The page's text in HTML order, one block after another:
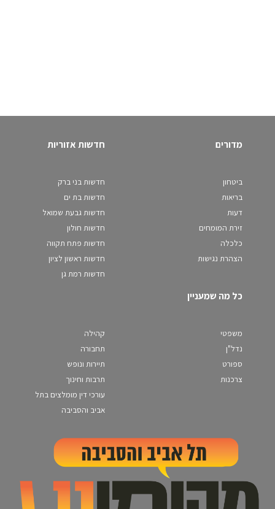
מדורים
ביטחון
בריאות
דעות
זירת המומחים
כלכלה
הצהרת נגישות
חדשות אזוריות
חדשות בני ברק
חדשות בת ים
חדשות גבעת שמואל
חדשות חולון
חדשות פתח תקווה
חדשות ראשון לציון
חדשות רמת גן
כל מה שמעניין
משפטי
נדל"ן
ספורט
צרכנות
קהילה
תחבורה
תיירות ונופש
תרבות וחינוך
עורכי דין מומלצים בתל
אביב והסביבה